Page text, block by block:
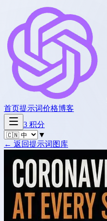
首页提示词价格博客
3 积分
▼
← 返回提示词图库